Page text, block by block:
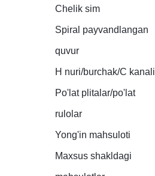
Chelik sim
Spiral payvandlangan
quvur
H nuri/burchak/C kanali
Po'lat plitalar/po'lat
rulolar
Yong'in mahsuloti
Maxsus shakldagi